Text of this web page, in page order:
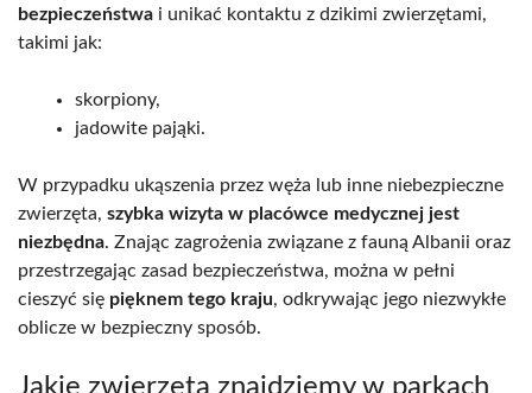
bezpieczeństwa i unikać kontaktu z dzikimi zwierzętami,
takimi jak:
skorpiony,
jadowite pająki.
W przypadku ukąszenia przez węża lub inne niebezpieczne
zwierzęta, szybka wizyta w placówce medycznej jest
niezbędna. Znając zagrożenia związane z fauną Albanii oraz
przestrzegając zasad bezpieczeństwa, można w pełni
cieszyć się pięknem tego kraju, odkrywając jego niezwykłe
oblicze w bezpieczny sposób.